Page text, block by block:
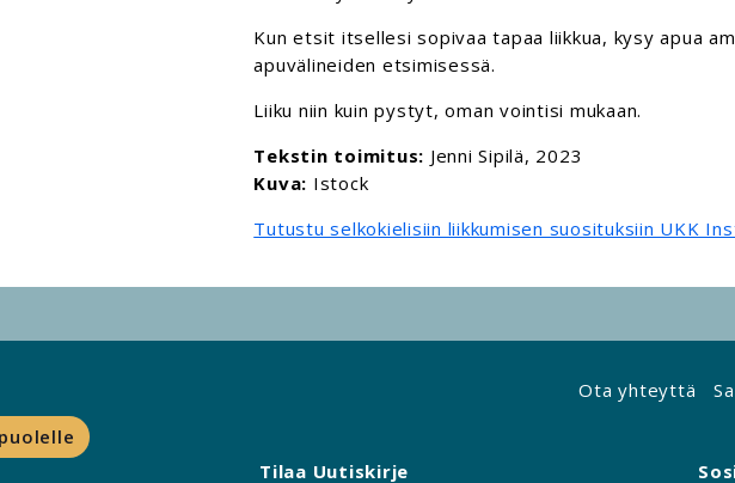
Kun etsit itsellesi sopivaa tapaa liikkua, kysy apua
apuvälineiden etsimisessä.
Liiku niin kuin pystyt, oman vointisi mukaan.
Tekstin toimitus: Jenni Sipilä, 2023
Kuva: Istock
Tutustu selkokielisiin liikkumisen suosituksiin UKK
Ota yhteyttä
Tilaa Uutiskirje